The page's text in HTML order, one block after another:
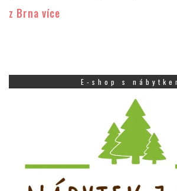
z Brna více
E-shop s